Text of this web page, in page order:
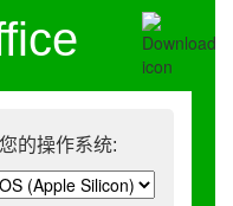
的操作系统: